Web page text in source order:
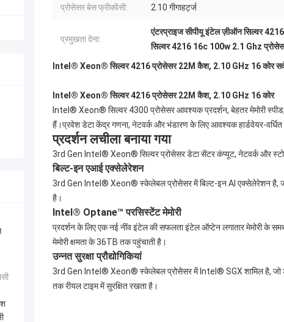
प्रोसेसर बेस फ्रीक्वेंसी: 2.10 गीगाहर्ट्ज
प्रमुखता देना:
एंटरप्राइज सीपीयू इंटेल ज़ीऑन सिल्वर 4216
सिल्वर 4216 16c 100w 2.1 Ghz
Intel® Xeon® सिल्वर 4216 प्रोसेसर 22M कैश, 2.10 GHz 16 कोर
Intel® Xeon® सिल्वर 4216 प्रोसेसर 22M कैश, 2.10 GHz 16 कोर
Intel® Xeon® सिल्वर 4300 प्रोसेसर आवश्यक प्रदर्शन, बेहतर मेमोरी स्पीड,
हैं।प्रवेश डेटा केंद्र गणना, नेटवर्क और भंडारण के लिए आवश्यक हार्डवेयर-वर्धित
प्रदर्शन लचीला बनाया गया
3rd Gen Intel® Xeon® सिल्वर प्रोसेसर डेटा सेंटर कंप्यूट, नेटवर्क और
बिल्ट-इन एआई एक्सेलेरेशन
3rd Gen Intel® Xeon® स्केलेबल प्रोसेसर में बिल्ट-इन AI एक्सेलेरेशन है, जो
है।
Intel® Optane™ परसिस्टेंट मेमोरी
प्रदर्शन के लिए एक नई नींव इंटेल की सफलता इंटेल ऑप्टेन लगातार मेमोरी के
मेमोरी क्षमता के 36TB तक पहुंचाती है।
उन्नत सुरक्षा प्रौद्योगिकियां
3rd Gen Intel® Xeon® स्केलेबल प्रोसेसर में Intel® SGX शामिल है, जो
तक रीयल टाइम में सुरक्षित रखता है।